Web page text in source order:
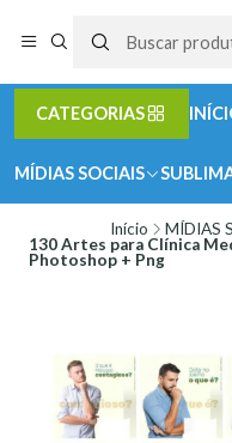
CATEGORIAS
MÍDIAS SOCIAIS
Início MÍDIAS
130 Artes para Clínica
Photoshop + Png